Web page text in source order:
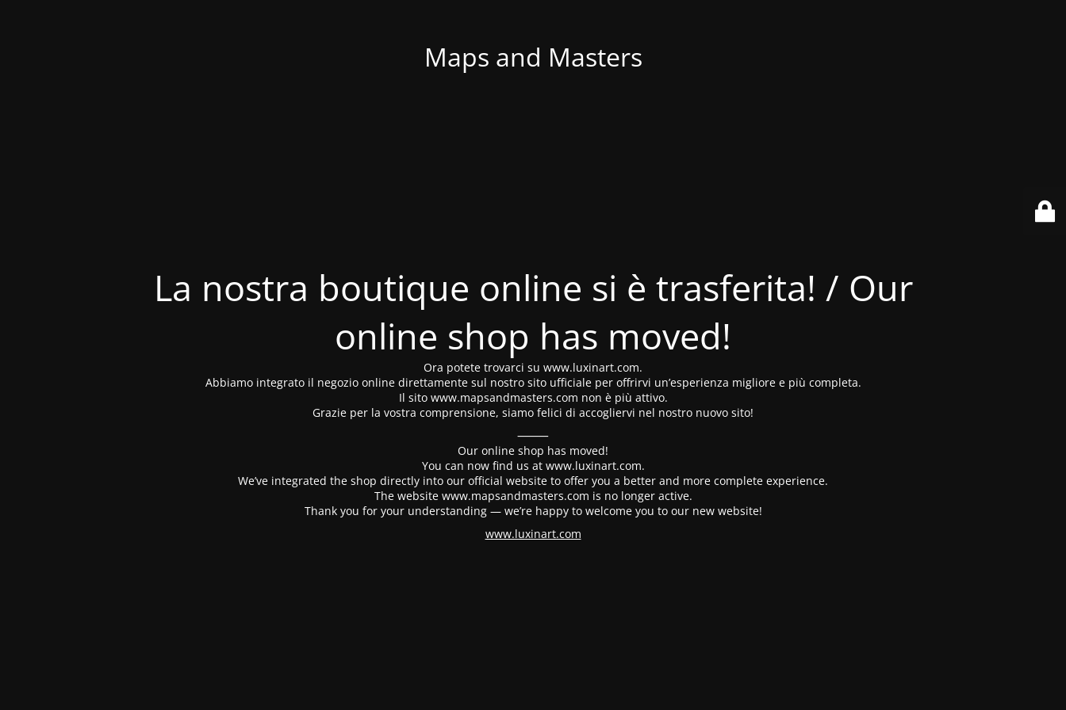
Maps and Masters
La nostra boutique online si è trasferita! / Our
online shop has moved!
Ora potete trovarci su www.luxinart.com.
Abbiamo integrato il negozio online direttamente sul nostro sito ufficiale per offrirvi un’esperienza migliore e più completa.
Il sito www.mapsandmasters.com non è più attivo.
Grazie per la vostra comprensione, siamo felici di accogliervi nel nostro nuovo sito!
⸻
Our online shop has moved!
You can now find us at www.luxinart.com.
We’ve integrated the shop directly into our official website to offer you a better and more complete experience.
The website www.mapsandmasters.com is no longer active.
Thank you for your understanding — we’re happy to welcome you to our new website!
www.luxinart.com